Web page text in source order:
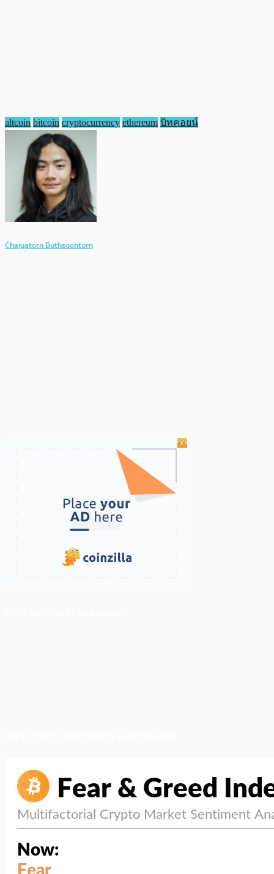
altcoin bitcoin cryptocurrency ethereum บิทคอยน์
Chaiyatorn Buthsoontorn